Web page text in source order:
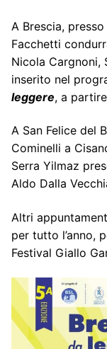
A Brescia, presso
Facchetti
Nicola Cargnoni,
inserito nel
leggere, a
A San Felice del
Cominelli a
Serra Yilmaz
Aldo Dalla
Altri
per tutto l’anno,
Festival Giallo